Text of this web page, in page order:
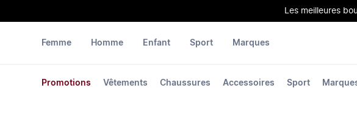
Les meilleures
Femme
Promotions Vêtements Chaussures Accessoires Sport
Homme Enfant Sport Marques